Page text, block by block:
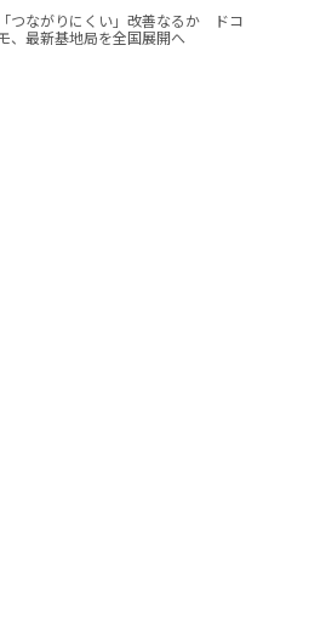
「つながりにくい」改善なるか ドコ
、最新基地局を全国展開へ